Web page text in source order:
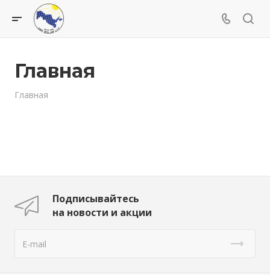
Главная
Главная
Подписывайтесь
на новости и акции